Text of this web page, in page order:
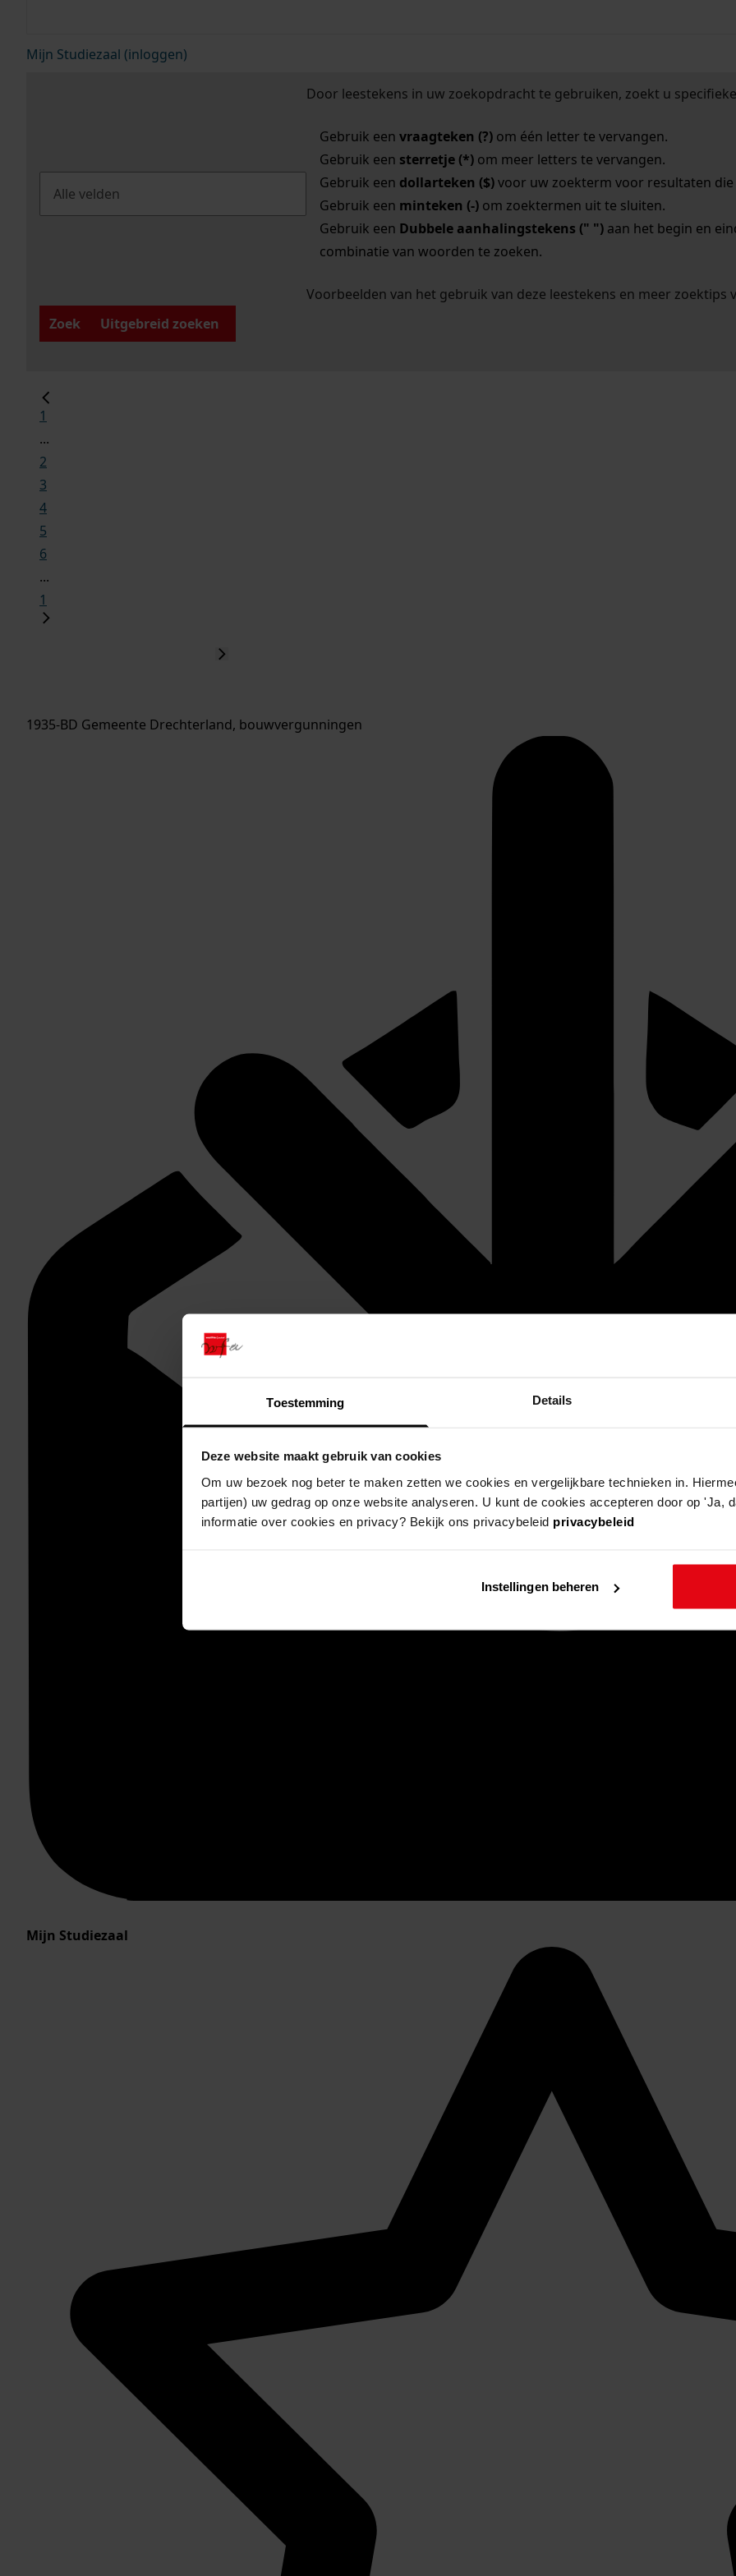
Toestemming Details
Deze website maakt gebruik van cookies
Om uw bezoek nog beter te maken zetten we cookies en vergelijkbare technieken in.
partijen) uw gedrag op onze website analyseren. U kunt de cookies accepteren door op 'Ja,
informatie over cookies en privacy? Bekijk ons privacybeleid privacybeleid
Instellingen beheren
Mijn Studiezaal (inloggen)
Door leestekens in uw zoekopdracht te gebruiken, zoekt u
Gebruik een vraagteken (?)om één letter te vervangen.
Gebruik een sterretje (*)om meer letters te vervangen.
Gebruik een dollarteken ($)voor uw zoekterm voor resultaten die
Gebruik een minteken (-)om zoektermen uit te sluiten.
Gebruik een Dubbele aanhalingstekens (" ")aan het begin en
combinatie van woorden te zoeken.
Voorbeelden van het gebruik van deze leestekens en meer zoektips
Zoek
Uitgebreid zoeken
1
...
2
3
4
5
6
...
1
1935-BD Gemeente Drechterland, bouwvergunningen
Mijn Studiezaal